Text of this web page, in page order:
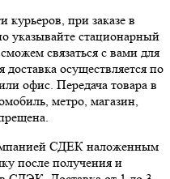
курьеров, при заказе в
указывайте стационарный
связаться с вами для
доставка осуществляется по
офис. Передача товара в
метро, магазин,
СДЕК наложенным
после получения и